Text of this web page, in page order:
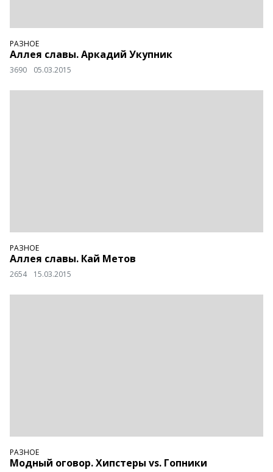
РАЗНОЕ
Аллея славы. Аркадий Укупник
3690 05.03.2015
РАЗНОЕ
Аллея славы. Кай Метов
2654 15.03.2015
РАЗНОЕ
Модный оговор. Хипстеры vs. Гопники